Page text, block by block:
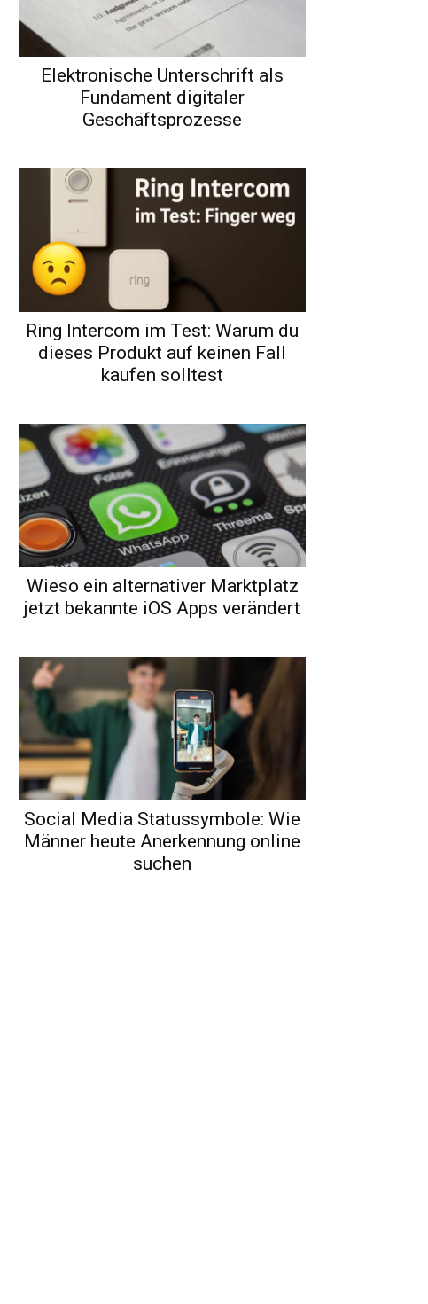
Elektronische Unterschrift als
Fundament digitaler
Geschäftsprozesse
Ring Intercom im Test: Warum du
dieses Produkt auf keinen Fall
kaufen solltest
Wieso ein alternativer Marktplatz
jetzt bekannte iOS Apps verändert
Social Media Statussymbole: Wie
Männer heute Anerkennung online
suchen